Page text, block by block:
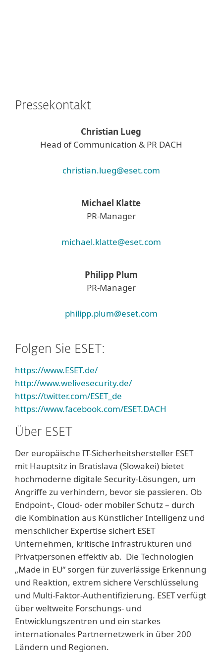
Pressekontakt
Christian Lueg
Head of Communication & PR DACH
christian.lueg@eset.com
Michael Klatte
PR-Manager
michael.klatte@eset.com
Philipp Plum
PR-Manager
philipp.plum@eset.com
Folgen Sie ESET:
https://www.ESET.de/
http://www.welivesecurity.de/
https://twitter.com/ESET_de
https://www.facebook.com/ESET.DACH
Über ESET
Der europäische IT-Sicherheitshersteller ESET
mit Hauptsitz in Bratislava (Slowakei) bietet
hochmoderne digitale Security-Lösungen, um
Angriffe zu verhindern, bevor sie passieren. Ob
Endpoint-, Cloud- oder mobiler Schutz – durch
die Kombination aus Künstlicher Intelligenz und
menschlicher Expertise sichert ESET
Unternehmen, kritische Infrastrukturen und
Privatpersonen effektiv ab. Die Technologien
„Made in EU“ sorgen für zuverlässige Erkennung
und Reaktion, extrem sichere Verschlüsselung
und Multi-Faktor-Authentifizierung. ESET verfügt
über weltweite Forschungs- und
Entwicklungszentren und ein starkes
internationales Partnernetzwerk in über 200
Ländern und Regionen.